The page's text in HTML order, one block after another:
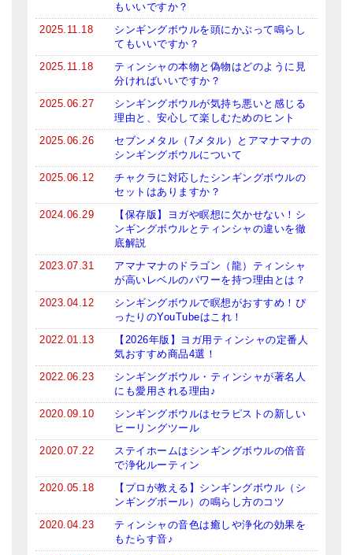
もいいですか？
2025.11.18
シンギングボウルを頭にかぶって鳴らし
てもいいですか？
2025.11.18
ティンシャの本物と偽物はどのように見
分ければいいですか？
2025.06.27
シンギングボウルが気持ち悪いと感じる
理由と、安心して楽しむためのヒント
2025.06.26
セブンメタル（7メタル）とアマナマナの
シンギングボウルについて
2025.06.12
チャクラに対応したシンギングボウルの
セットはありますか？
2024.06.29
【保存版】ヨガや瞑想に欠かせない！シ
ンギングボウルとティンシャの違いを徹
底解説
2023.07.31
アマナマナのドラゴン（龍）ティンシャ
が高いレベルのパワーを持つ理由とは？
2023.04.12
シンギングボウルで瞑想がおすすめ！ぴ
ったりのYouTubeはこれ！
2022.01.13
【2026年版】ヨガ用ティンシャの定番人
気おすすめ商品4選！
2022.06.23
シンギングボウル・ティンシャが著名人
にも愛用される理由♪
2020.09.10
シンギングボウルはセラピストの新しい
ヒーリングツール
2020.07.22
ステイホームはシンギングボウルの倍音
で浄化ルーティン
2020.05.18
【プロが教える】シンギングボウル（シ
ンギングボール）の鳴らし方のコツ
2020.04.23
ティンシャの音色は癒しや浄化の効果を
もたらす音♪